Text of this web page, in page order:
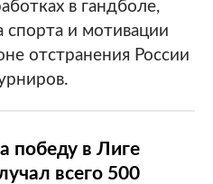
в гандболе,
спорта и мотивации
отстранения России
победу в Лиге
всего 500